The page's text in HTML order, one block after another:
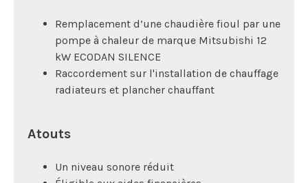
Remplacement d’une chaudière fioul par une
pompe à chaleur de marque Mitsubishi 12
kW ECODAN SILENCE
Raccordement sur l'installation de chauffage
radiateurs et plancher chauffant
Atouts
Un niveau sonore réduit